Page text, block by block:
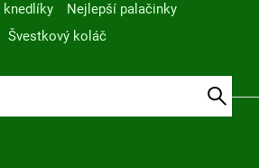
knedlíky
Nejlepší palačinky
Švestkový koláč